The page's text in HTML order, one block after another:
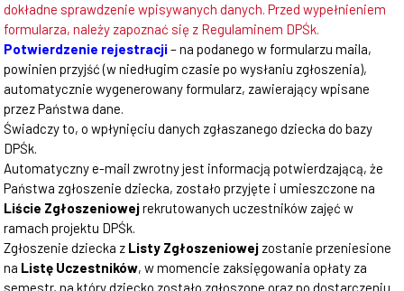
dokładne sprawdzenie wpisywanych danych. Przed wypełnieniem
formularza, należy zapoznać się z Regulaminem DPŚk.
Potwierdzenie rejestracji– na podanego w formularzu maila,
powinien przyjść (w niedługim czasie po wysłaniu zgłoszenia),
automatycznie wygenerowany formularz, zawierający wpisane
przez Państwa dane.
Świadczy to, o wpłynięciu danych zgłaszanego dziecka do bazy
DPŚk.
Automatyczny e-mail zwrotny jest informacją potwierdzającą, że
Państwa zgłoszenie dziecka, zostało przyjęte i umieszczone na
Liście Zgłoszeniowejrekrutowanych uczestników zajęć w
ramach projektu DPŚk.
Zgłoszenie dziecka z Listy Zgłoszeniowej zostanie przeniesione
na Listę Uczestników, w momencie zaksięgowania opłaty za
semestr, na który dziecko zostało zgłoszone oraz po dostarczeniu